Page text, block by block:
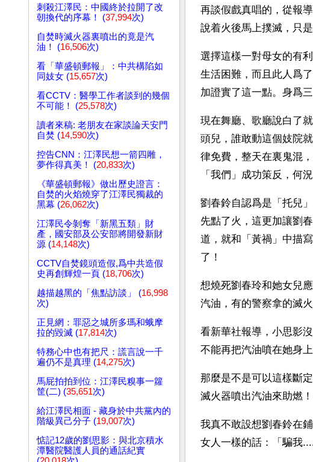
刺殺江澤民：中國終於拉開了改
朝換代的序幕！ (37,994次)
自焚時滅火器裏噴出的竟是汽
油！ (16,506次)
看「華盛頓郵報」：中共構陷如
同妓女 (15,657次)
看CCTV：醫學工作者談到的幾個
不可能！ (25,578次)
讀者來稿: 老朋友在家談論天安門
自焚 (14,590次)
控告CNN：江澤民想一箭四雕，
夢作得真美！ (20,833次)
《華盛頓郵報》做出歷史證言：
自焚的火焰燒穿了江澤民獨裁的
黑幕 (26,062次)
江澤民令剝奪「新黑五類」財
產，國安部及公安部將開發新財
源 (14,148次)
CCTV自焚鏡頭造假,爲中共造假
史再創輝煌一頁 (18,706次)
越描越黑的「焦點訪談」 (16,998
次)
正見網：罪惡之城所多瑪和蛾摩
拉的毀滅 (17,814次)
特務心中也有把尺：謊言說一千
遍仍不是真理 (14,275次)
馬屁拍拍到位：江澤民糗事一籮
筐(二) (35,651次)
給江澤民相面 - 藏身於中共黨內的
階級異己分子 (19,007次)
惦記12歲的劉思影：與北京積水
潭醫院醫護人員的通話紀實
再談假戲真唱的，從報
說着火後馬上撲滅，只
選擇這樣一對母女的有
生活困難，而且此人爲
加證實了這一點。身爲
現在舞廳、歌廳說白了
頭兒，誰敢動這個妓院
律免費，整天在裏鬼混
「我們」成功策反，何
劉春鈴自認爲是「托兒
先點了火，這更加讓劉
道，就和「黃禍」中描
了！
想燒死劉春玲和她女兒
汽油，有的警察拿的滅
看新華社報導，小思影
不能再把汽油噴在她身
那麼是不是可以這樣斷
滅火器噴出汽油來助燃
我真不敢設想劉春鈴在
女人一樣的話：「騙我